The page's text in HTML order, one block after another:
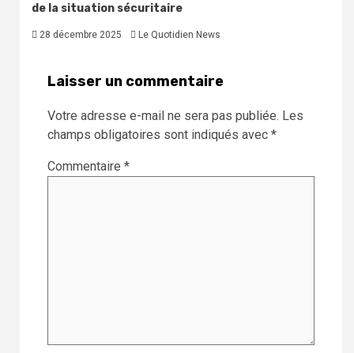
de la situation sécuritaire
28 décembre 2025 Le Quotidien News
Laisser un commentaire
Votre adresse e-mail ne sera pas publiée. Les
champs obligatoires sont indiqués avec *
Commentaire *